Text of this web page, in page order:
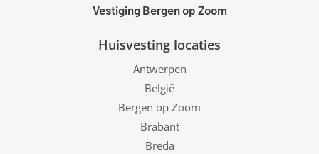
Vestiging Bergen op Zoom
Huisvesting locaties
Antwerpen
België
Bergen op Zoom
Brabant
Breda